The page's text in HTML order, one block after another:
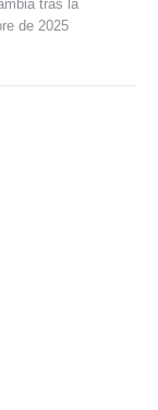
tras la
de 2025